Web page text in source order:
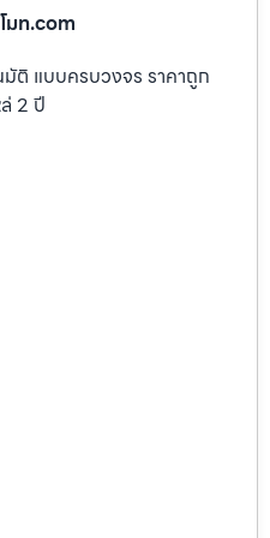
มท.com
ติ แบบครบวงจร ราคาถูก
2 ปี